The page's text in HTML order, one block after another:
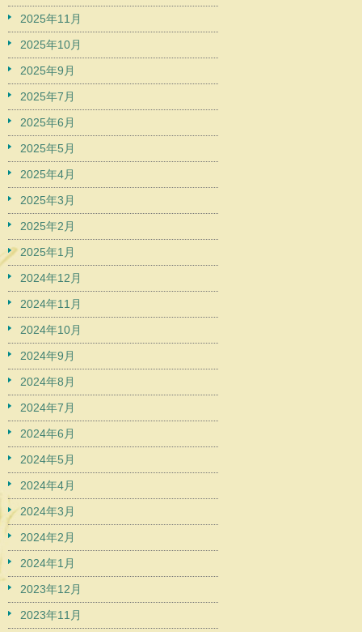
2025年11月
2025年10月
2025年9月
2025年7月
2025年6月
2025年5月
2025年4月
2025年3月
2025年2月
2025年1月
2024年12月
2024年11月
2024年10月
2024年9月
2024年8月
2024年7月
2024年6月
2024年5月
2024年4月
2024年3月
2024年2月
2024年1月
2023年12月
2023年11月